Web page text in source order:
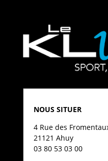
NOUS SITUER
4 Rue des
21121 Ahuy
03 80 53 03 00